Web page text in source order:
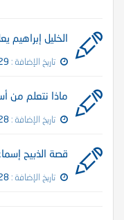
الخليل إبراهيم
تاريخ الإضافة : 29 مايو,
ماذا نتعلم من
تاريخ الإضافة :28 مايو,
قصة الذبيح
تاريخ الإضافة :28 مايو,